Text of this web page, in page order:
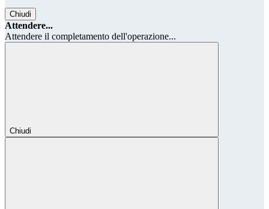
Chiudi
Attendere...
Attendere il completamento dell'operazione...
Chiudi